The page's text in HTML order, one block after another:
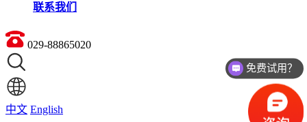
联系我们
029-88865020
中文 English
价格如何？